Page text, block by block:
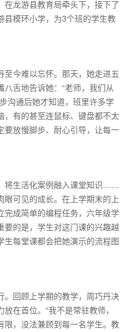
在龙游县教育局牵头下，接下了
县模环小学，为3个班的学生教
至今难以忘怀。那天，她走进五
舌地告诉她：“老师，我们从
沟通后她才知道，班里许多学
，有的甚至连鼠标、键盘都不太
要放慢脚步、耐心引导，让每一
将生活化案例融入课堂知识……
可见的成长。在上学期末的上
完成简单的编程任务，六年级学
要的是，学生对这门课的兴趣越
每堂课都会把她演示的流程图
。回顾上学期的教学，周巧丹决
在首位。“我不是常驻教师，
限，没法兼顾到每一名学生。教